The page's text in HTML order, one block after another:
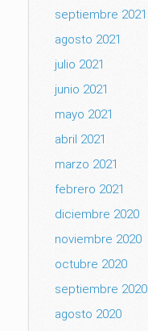
septiembre 2021
agosto 2021
julio 2021
junio 2021
mayo 2021
abril 2021
marzo 2021
febrero 2021
diciembre 2020
noviembre 2020
octubre 2020
septiembre 2020
agosto 2020